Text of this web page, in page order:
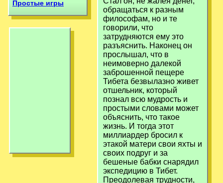
Простые игры
обращаться к разным
философам, но и те
говорили, что
затрудняются ему это
разъяснить. Наконец он
прослышал, что в
неимоверно далекой
заброшенной пещере
Тибета безвылазно живет
отшельник, который
познал всю мудрость и
простыми словами может
объяснить, что такое
жизнь. И тогда этот
миллиардер бросил к
этакой матери свои яхты и
своих подруг и за
бешеные бабки снарядил
экспедицию в Тибет.
Преодолевая трудности,